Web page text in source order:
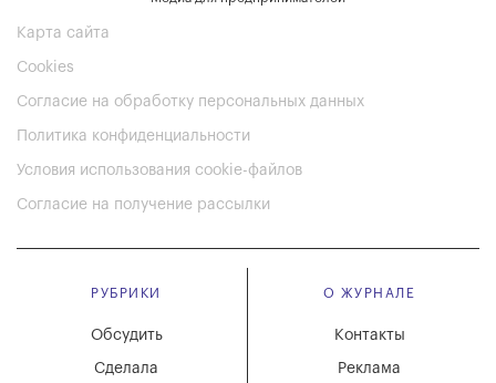
Карта сайта
Cookies
Согласие на обработку персональных данных
Политика конфиденциальности
Условия использования cookie-файлов
Согласие на получение рассылки
РУБРИКИ
Обсудить
Сделала
О ЖУРНАЛЕ
Реклама
Контакты